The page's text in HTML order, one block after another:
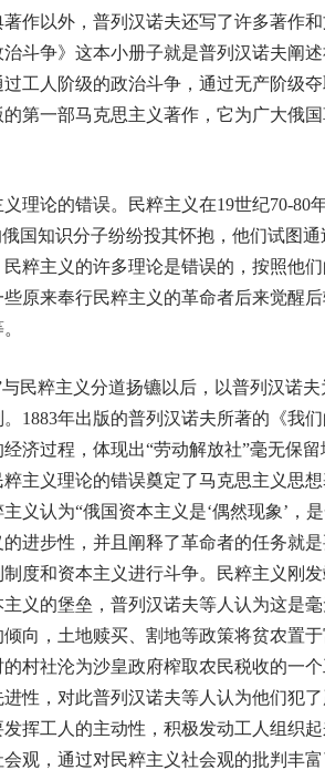
作以外，普列汉诺夫还写了许多著作
斗争》这本小册子就是普列汉诺夫阐
工人阶级的政治斗争，通过无产阶级
第一部马克思主义著作，它为广大俄
理论的错误。民粹主义在19世纪70-80
国知识分子纷纷投其怀抱，他们试图
粹主义的许多理论是错误的，按照他
原来奉行民粹主义的革命者后来觉醒
与民粹主义分道扬镳以后，以普列汉诺
1883年出版的普列汉诺夫所著的《我
济过程，体现出“劳动解放社”毫无保
主义理论的错误奠定了马克思主义思
义认为“俄国资本主义是‘偶然现象’，
进步性，并且阐释了革命者的任务就
度和资本主义进行斗争。民粹主义刚
义的堡垒，普列汉诺夫等人认为这是
向，土地赎买、割地等政策将贫农置
村社沦为沙皇政府榨取农民税收的一
性，对此普列汉诺夫等人认为他们犯
挥工人的主动性，积极发动工人组织
观，通过对民粹主义社会观的批判丰